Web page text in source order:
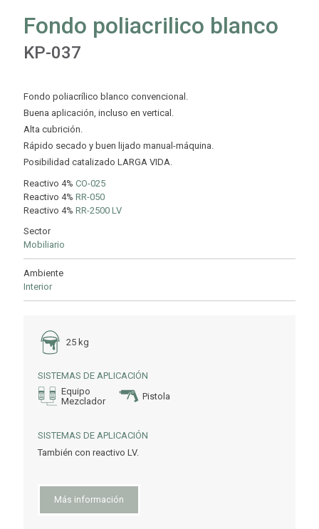
Fondo poliacrilico blanco
KP-037
Fondo poliacrílico blanco convencional.
Buena aplicación, incluso en vertical.
Alta cubrición.
Rápido secado y buen lijado manual-máquina.
Posibilidad catalizado LARGA VIDA.
Reactivo 4% CO-025
Reactivo 4% RR-050
Reactivo 4% RR-2500 LV
Sector
Mobiliario
Ambiente
Interior
25 kg
SISTEMAS DE APLICACIÓN
Equipo
Mezclador
Pistola
SISTEMAS DE APLICACIÓN
También con reactivo LV.
Más información